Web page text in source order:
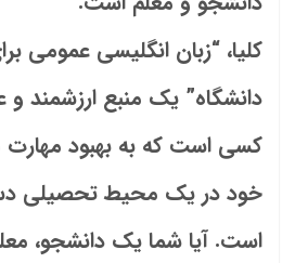
کلیا، “زبان انگلیسی عمومی
دانشگاه” یک منبع ارزشمند و
کسی است که به بهبود مهارت
خود در یک محیط تحصیلی
است. آیا شما یک دانشجو،